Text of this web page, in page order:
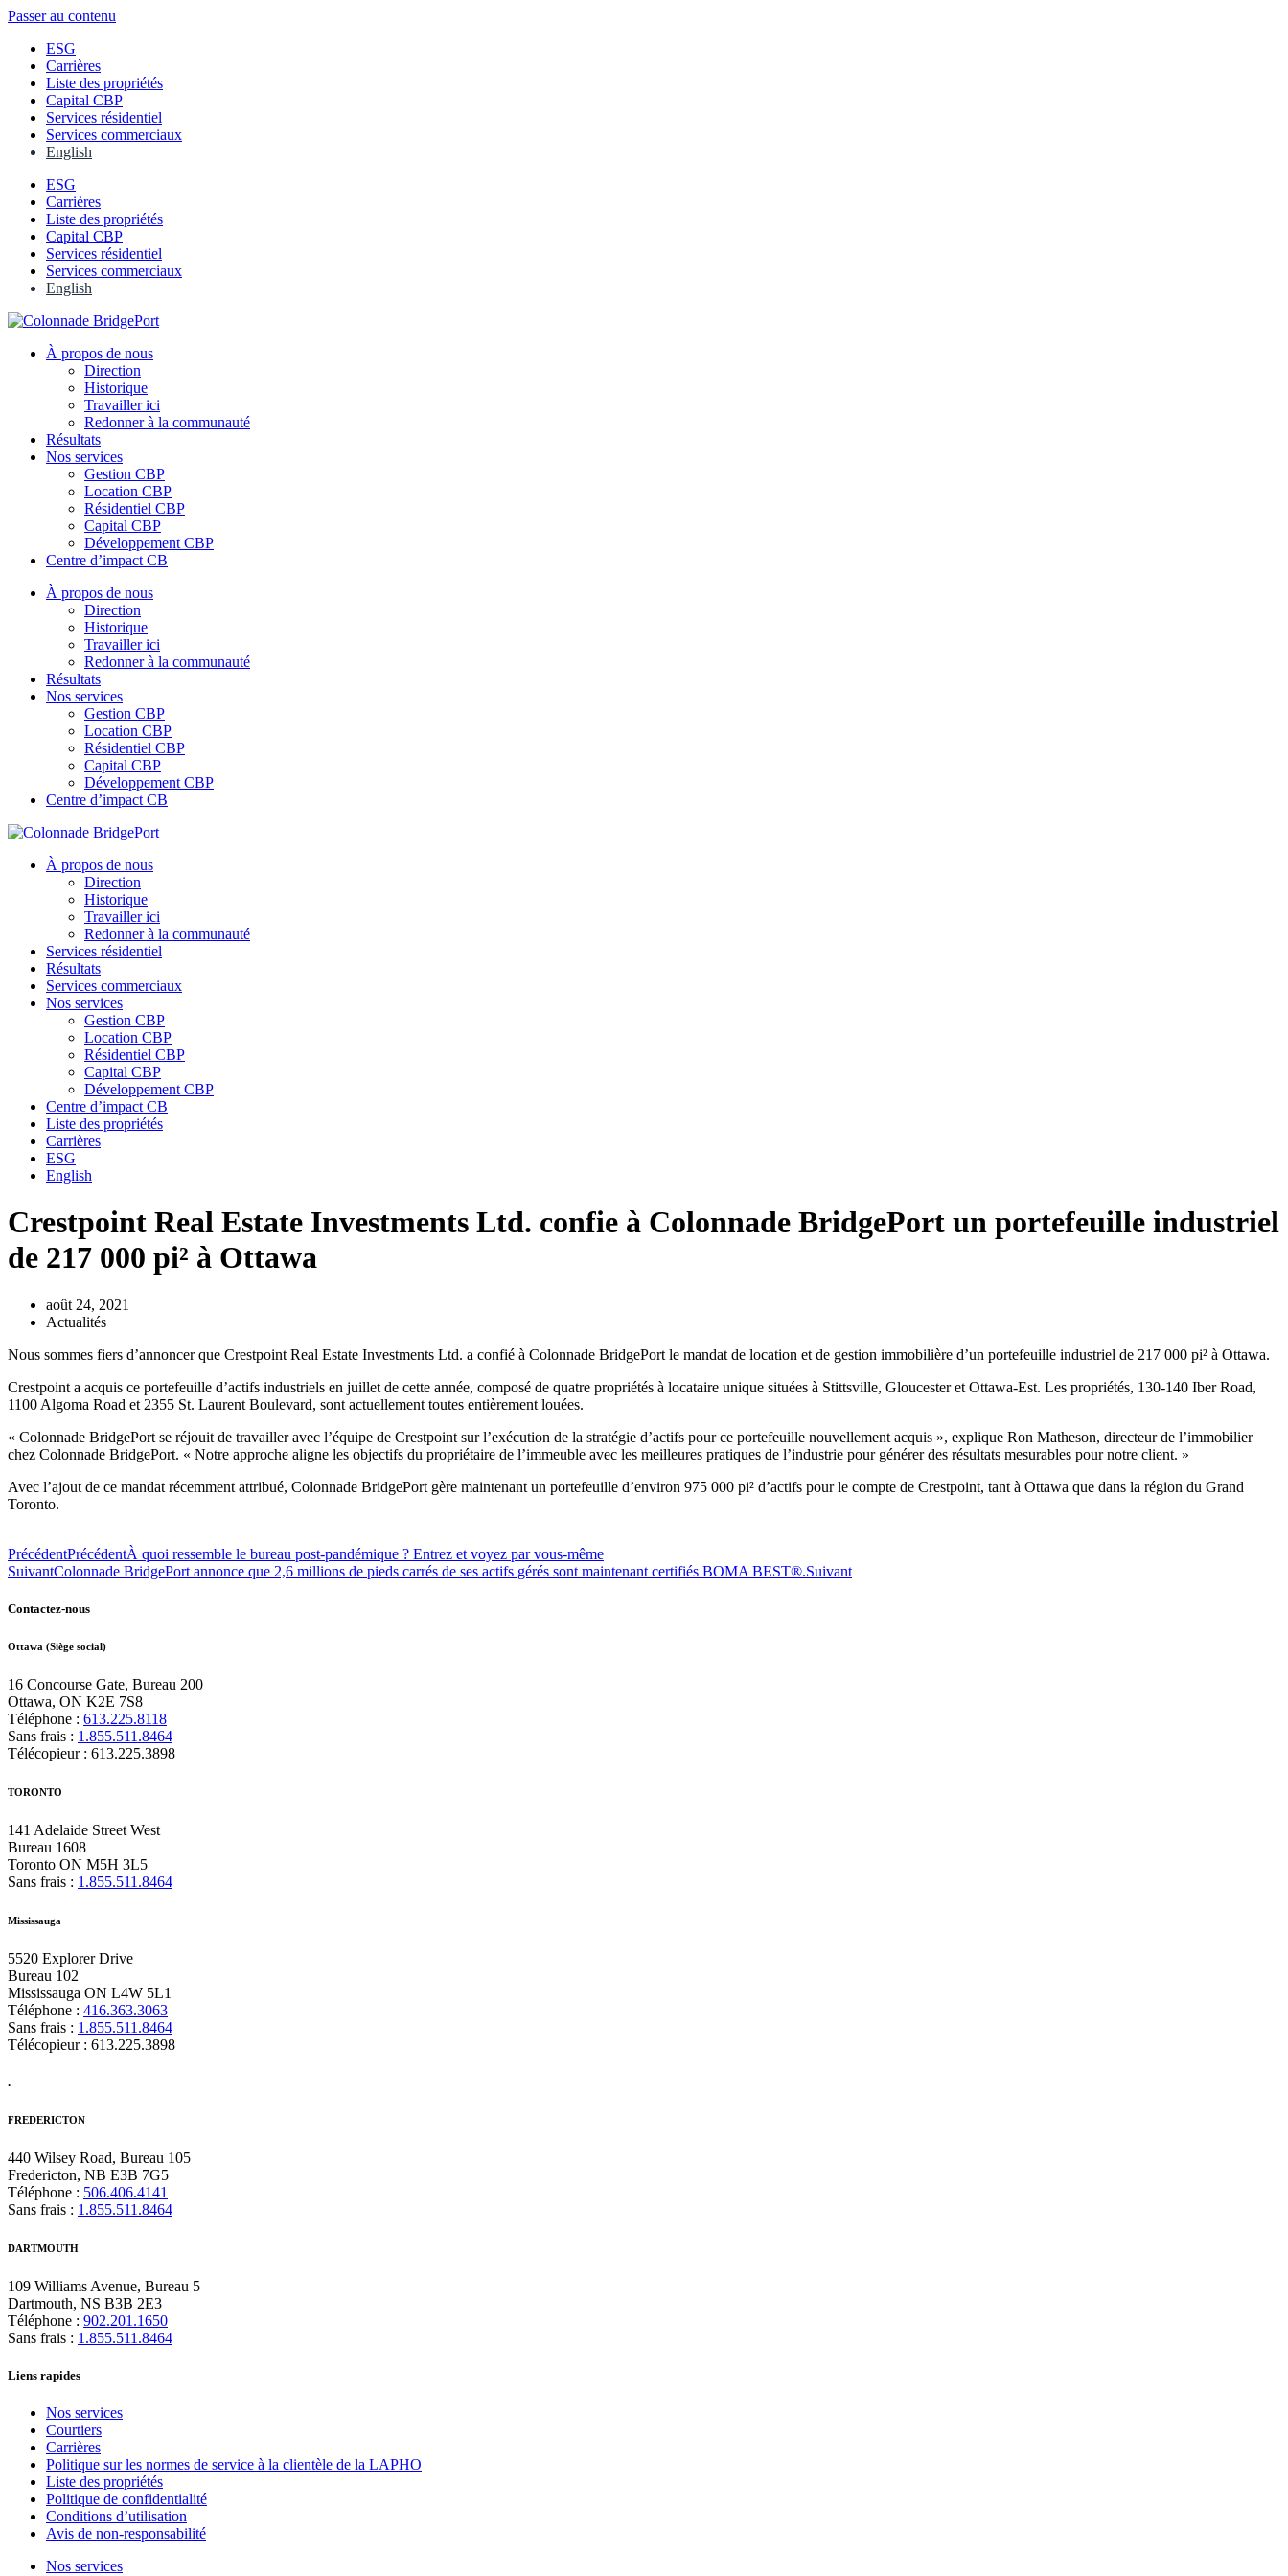
Passer au contenu
ESG
Carrières
Liste des propriétés
Capital CBP
Services résidentiel
Services commerciaux
English
ESG
Carrières
Liste des propriétés
Capital CBP
Services résidentiel
Services commerciaux
English
À propos de nous
Direction
Historique
Travailler ici
Redonner à la communauté
Résultats
Nos services
Gestion CBP
Location CBP
Résidentiel CBP
Capital CBP
Développement CBP
Centre d’impact CB
À propos de nous
Direction
Historique
Travailler ici
Redonner à la communauté
Résultats
Nos services
Gestion CBP
Location CBP
Résidentiel CBP
Capital CBP
Développement CBP
Centre d’impact CB
À propos de nous
Direction
Historique
Travailler ici
Redonner à la communauté
Services résidentiel
Résultats
Services commerciaux
Nos services
Gestion CBP
Location CBP
Résidentiel CBP
Capital CBP
Développement CBP
Centre d’impact CB
Liste des propriétés
Carrières
ESG
English
Crestpoint Real Estate Investments Ltd. confie à Colonnade BridgePort un portefeuille industriel
de 217 000 pi² à Ottawa
août 24, 2021
Actualités
Nous sommes fiers d’annoncer que Crestpoint Real Estate Investments Ltd. a confié à Colonnade BridgePort le mandat de location et de gestion immobilière d’un portefeuille industriel de 217 000 pi² à Ottawa.
Crestpoint a acquis ce portefeuille d’actifs industriels en juillet de cette année, composé de quatre propriétés à locataire unique situées à Stittsville, Gloucester et Ottawa-Est. Les propriétés, 130-140 Iber Road,
1100 Algoma Road et 2355 St. Laurent Boulevard, sont actuellement toutes entièrement louées.
« Colonnade BridgePort se réjouit de travailler avec l’équipe de Crestpoint sur l’exécution de la stratégie d’actifs pour ce portefeuille nouvellement acquis », explique Ron Matheson, directeur de l’immobilier
chez Colonnade BridgePort. « Notre approche aligne les objectifs du propriétaire de l’immeuble avec les meilleures pratiques de l’industrie pour générer des résultats mesurables pour notre client. »
Avec l’ajout de ce mandat récemment attribué, Colonnade BridgePort gère maintenant un portefeuille d’environ 975 000 pi² d’actifs pour le compte de Crestpoint, tant à Ottawa que dans la région du Grand
Toronto.
PrécédentPrécédentÀ quoi ressemble le bureau post-pandémique ? Entrez et voyez par vous-même
SuivantColonnade BridgePort annonce que 2,6 millions de pieds carrés de ses actifs gérés sont maintenant certifiés BOMA BEST®.Suivant
Contactez-nous
Ottawa (Siège social)
16 Concourse Gate, Bureau 200
Ottawa, ON K2E 7S8
Téléphone : 613.225.8118
Sans frais : 1.855.511.8464
Télécopieur : 613.225.3898
TORONTO
141 Adelaide Street West
Bureau 1608
Toronto ON M5H 3L5
Sans frais : 1.855.511.8464
Mississauga
5520 Explorer Drive
Bureau 102
Mississauga ON L4W 5L1
Téléphone : 416.363.3063
Sans frais : 1.855.511.8464
Télécopieur : 613.225.3898
.
FREDERICTON
440 Wilsey Road, Bureau 105
Fredericton, NB E3B 7G5
Téléphone : 506.406.4141
Sans frais : 1.855.511.8464
DARTMOUTH
109 Williams Avenue, Bureau 5
Dartmouth, NS B3B 2E3
Téléphone : 902.201.1650
Sans frais : 1.855.511.8464
Liens rapides
Nos services
Courtiers
Carrières
Politique sur les normes de service à la clientèle de la LAPHO
Liste des propriétés
Politique de confidentialité
Conditions d’utilisation
Avis de non-responsabilité
Nos services